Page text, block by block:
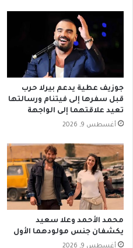
جوزيف عطية يدعم بيرلا حرب
قبل سفرها إلى فيتنام ورسالتها
تعيد علاقتهما إلى الواجهة
أغسطس 9, 2026
محمد الأحمد وعلا سعيد
يكشفان جنس مولودهما الأول
أغسطس 9, 2026